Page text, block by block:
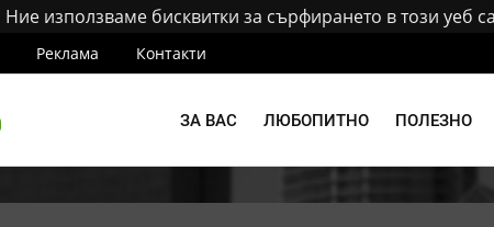
Ние използваме бисквитки за сърфирането в този уеб
Реклама Контакти
ЗА ВАС ЛЮБОПИТНО ПОЛЕЗНО